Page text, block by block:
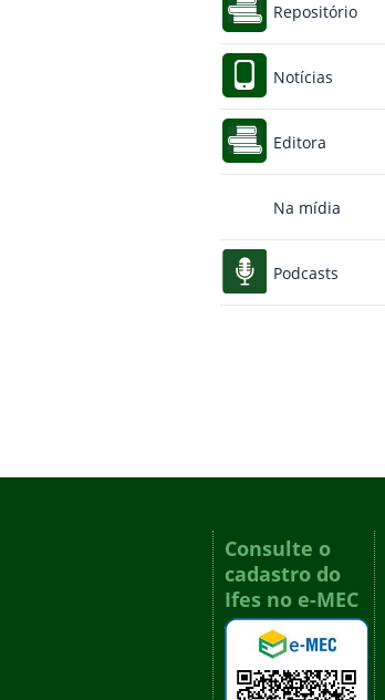
Repositório
Notícias
Editora
Na mídia
Podcasts
Consulte o
cadastro do
Ifes no e-MEC